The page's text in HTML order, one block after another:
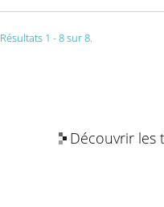
Résultats 1 - 8 sur 8.
Découvrir les